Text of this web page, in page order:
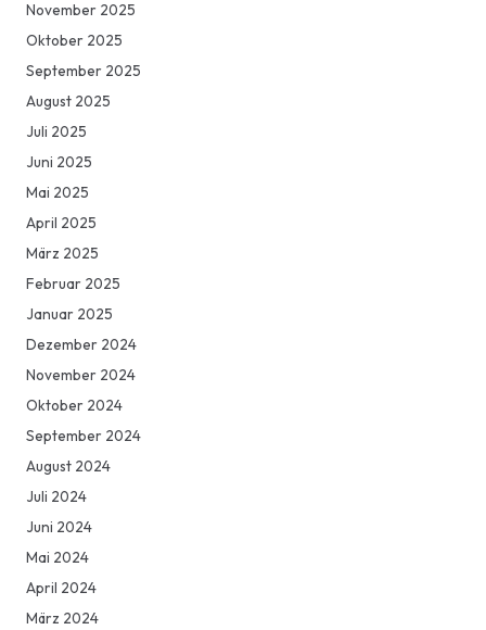
November 2025
Oktober 2025
September 2025
August 2025
Juli 2025
Juni 2025
Mai 2025
April 2025
März 2025
Februar 2025
Januar 2025
Dezember 2024
November 2024
Oktober 2024
September 2024
August 2024
Juli 2024
Juni 2024
Mai 2024
April 2024
März 2024